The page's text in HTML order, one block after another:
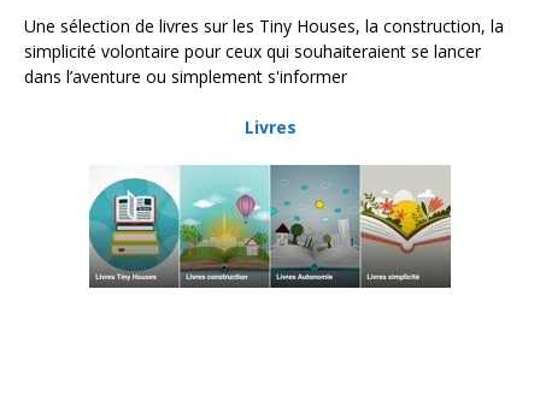
Une sélection de livres sur les Tiny Houses, la construction, la
simplicité volontaire pour ceux qui souhaiteraient se lancer
dans l’aventure ou simplement s'informer
Livres